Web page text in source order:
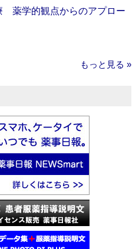
薬学的観点からのアプロー
もっと見る »